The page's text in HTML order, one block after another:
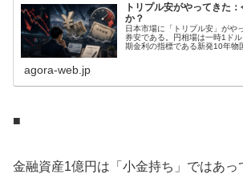
トリプル安がやってきた
か？
日本市場に「トリプル安」がや
券安である。円相場は一時1ド
期金利の指標である新発10年物
agora-web.jp
■
金融資産1億円は「小金持ち」ではあっ